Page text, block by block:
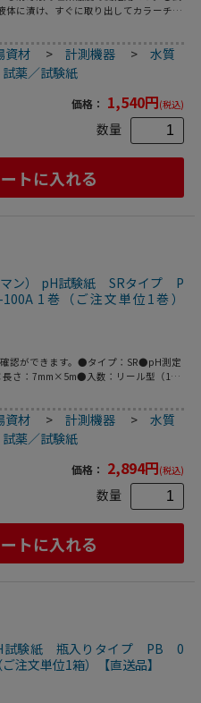
体に漬け、すぐに取り出してカラーチャ
値を読み取ります。●1934年のマイク
経験を重ね、pH測定の使用範囲を広め
Hydrionブランドを確立し、現在ではそ
性によりMEL社の品質がスタンダードに
知のサンプルの場合には、安全の為、予
おくことをお勧めします。●食品業界な
要とされる塩素濃度のチェックが必須と
の長さを自由に決められるロールタイプ
ールタイプ ディスペンサー入●入数：
酸であることが予想される場合は、安
ご使用ください●こちらの商品は事業者
資材 >計測機器 >水質
試薬／試験紙
価格： 1,540円(税込)
数量
トに入れる
ン） pH試験紙 SRタイプ P
1巻（ご注文単位1巻）
認ができます。●タイプ：SR●pH測定
さ：7mm×5m●入数：リール型（1巻
事業者様向け商品です。
資材 >計測機器 >水質
試薬／試験紙
価格： 2,894円(税込)
数量
トに入れる
試験紙 瓶入りタイプ PB 0
注文単位1箱）【直送品】